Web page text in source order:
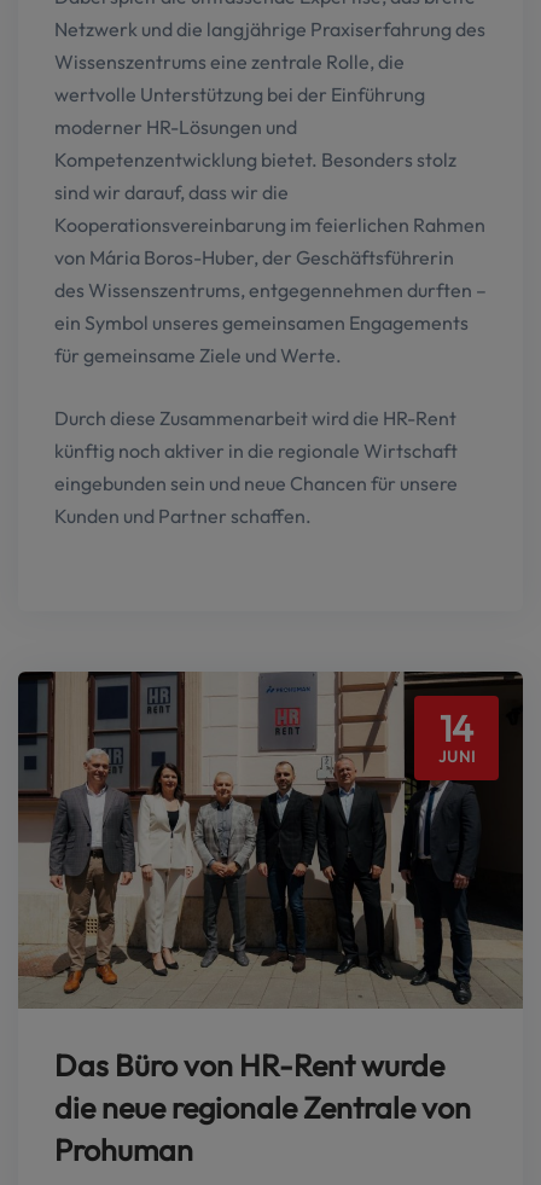
Netzwerk und die langjährige Praxiserfahrung des
Wissenszentrums eine zentrale Rolle, die
wertvolle Unterstützung bei der Einführung
moderner HR-Lösungen und
Kompetenzentwicklung bietet. Besonders stolz
sind wir darauf, dass wir die
Kooperationsvereinbarung im feierlichen Rahmen
von Mária Boros-Huber, der Geschäftsführerin
des Wissenszentrums, entgegennehmen durften –
ein Symbol unseres gemeinsamen Engagements
für gemeinsame Ziele und Werte.
Durch diese Zusammenarbeit wird die HR-Rent
künftig noch aktiver in die regionale Wirtschaft
eingebunden sein und neue Chancen für unsere
Kunden und Partner schaffen.
14
JUNI
Das Büro von HR-Rent wurde
die neue regionale Zentrale von
Prohuman